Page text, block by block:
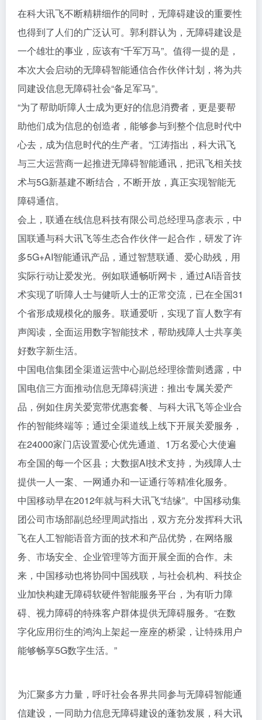
在科大讯飞不断精耕细作的同时，无障碍建设的重要性
也得到了人们的广泛认可。郭利群认为，无障碍建设是
一个雄壮的事业，应该有“千军万马”。值得一提的是，
本次大会启动的无障碍智能通信合作伙伴计划，将为共
同建设信息无障碍社会“备足军马”。
“为了帮助听障人士成为更好的信息消费者，更是要帮
助他们成为信息的创造者，能够参与到整个信息时代中
心去，成为信息时代的生产者。”江涛指出，科大讯飞
与三大运营商一起推进无障碍智能通讯，把讯飞相关技
术与5G新基建不断结合，不断开放，真正实现智能无
障碍通信。
会上，联通在线信息科技有限公司总经理马彦表示，中
国联通与科大讯飞等生态合作伙伴一起合作，研发了许
多5G+AI智能通讯产品，通过智慧联通、爱心助残，用
实际行动让爱发光。例如联通畅听网卡，通过AI语音技
术实现了听障人士与健听人士的正常交流，已在全国31
个省形成规模化的服务。联通爱听，实现了盲人数字有
声阅读，全面运用数字智能技术，帮助残障人士共享美
好数字新生活。
中国电信集团全渠道运营中心副总经理徐蕾则透露，中
国电信三方面推动信息无障碍演进：推出专属关爱产
品，例如住房关爱宽带优惠套餐、与科大讯飞等企业合
作的智能终端等；通过全渠道线上线下开展关爱服务，
在24000家门店设置爱心优先通道、1万名爱心大使遍
布全国的每一个区县；大数据AI技术支持，为残障人士
提供一人一案、一网通办和一证通行等精准化服务。
中国移动早在2012年就与科大讯飞“结缘”。中国移动集
团公司市场部副总经理周武指出，双方充分发挥科大讯
飞在人工智能语音方面的技术和产品优势，在网络服
务、市场安全、企业管理等方面开展全面的合作。未
来，中国移动也将协同中国残联，与社会机构、科技企
业加快构建无障碍软硬件智能服务平台，为有听力障
碍、视力障碍的特殊客户群体提供无障碍服务。“在数
字化应用衍生的鸿沟上架起一座座的桥梁，让特殊用户
能够畅享5G数字生活。”
为汇聚多方力量，呼吁社会各界共同参与无障碍智能通
信建设，一同助力信息无障碍建设的蓬勃发展，科大讯